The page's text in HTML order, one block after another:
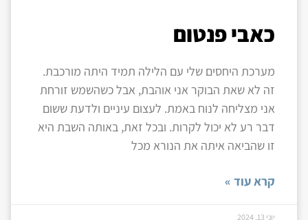
כאבי פנטום
מערכת היחסים שלי עם הלילה תמיד היתה מורכבת.
זה לא שאת הבוקר אני אוהבת, אבל כשהשמש זורחת
אני מצליחה לנוח באמת. לעצום עיניים ולדעת ששום
דבר רע לא יכול לקרות. ובכל זאת, באותה השבת היא
זו שהביאה איתה את הנורא מכל
קרא עוד »
יוני 13, 2024